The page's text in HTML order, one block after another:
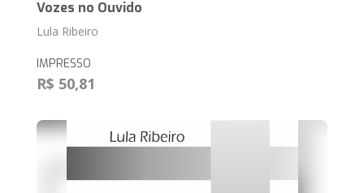
Vozes no Ouvido
Lula Ribeiro
IMPRESSO
R$ 50,81